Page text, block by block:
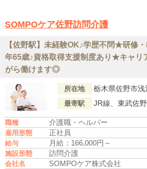
SOMPOケア佐野訪問介護
【佐野駅】未経験OK♪学歴不問★研修
年65歳♪資格取得支援制度あり★キャリ
がら働けます◎
所在地 栃木県佐野市浅
最寄駅
職種 介護職・ヘルパー
雇用形態 正社員
給与 月給：166,000円～
施設形態 訪問介護
会社名 SOMPOケア株式会社